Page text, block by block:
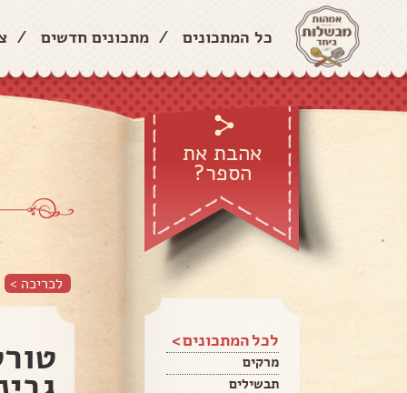
כל המתכונים / מתכונים חדשים /
אהבת את
הספר?
לכל המתכונים >
מרקים
תבשילים
לכריכה >